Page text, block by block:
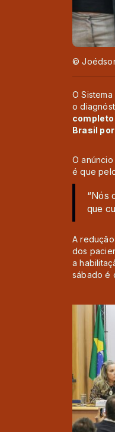
©
O
o
completo
Brasil
O
é que
“Nós
que
A
dos
a
sábado é